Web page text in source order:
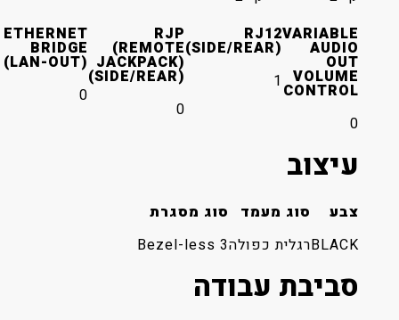
VARIABLE
AUDIO
VOLUME
CONTROL
RJ12
(SIDE/REAR)
1
(REMOTE
JACKPACK)
(SIDE/REAR)
ETHERNET
BRIDGE
(LAN-OUT)
עיצוב
BLACK
סוג מעמד
רגלית כפולה
סוג מסגרת
3 Bezel-less
סביבת עבודה